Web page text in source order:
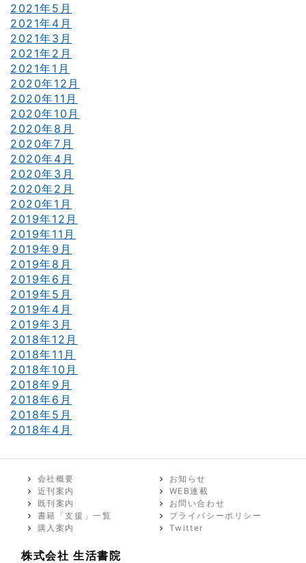
2021年5月
2021年4月
2021年3月
2021年2月
2021年1月
2020年12月
2020年11月
2020年10月
2020年8月
2020年7月
2020年4月
2020年3月
2020年2月
2020年1月
2019年12月
2019年11月
2019年9月
2019年8月
2019年6月
2019年5月
2019年4月
2019年3月
2018年12月
2018年11月
2018年10月
2018年9月
2018年6月
2018年5月
2018年4月
会社概要
お知らせ
近刊案内
WEB連載
既刊案内
お問い合わせ
書籍「支援」一覧
プライバシーポリシー
購入案内
Twitter
株式会社 生活書院